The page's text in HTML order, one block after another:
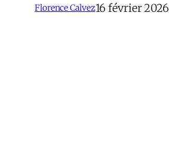
Florence Calvez16 février 2026